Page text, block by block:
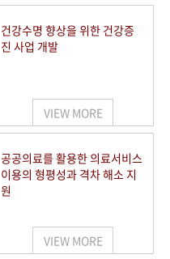
건강수명 향상을 위한 건강증
진 사업 개발
VIEW MORE
공공의료를 활용한 의료서비스
이용의 형평성과 격차 해소 지
원
VIEW MORE